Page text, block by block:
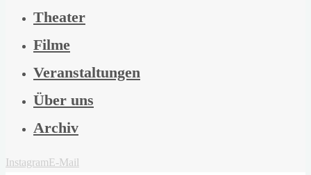
Theater
Filme
Veranstaltungen
Über uns
Archiv
InstagramE-Mail